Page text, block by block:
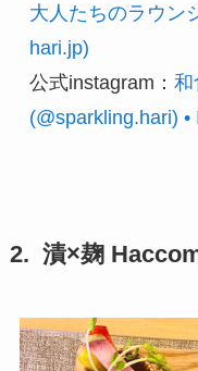
大人たちのラウン
hari.jp)
公式instagram： 和
(@sparkling.hari)
2. 漬×麹